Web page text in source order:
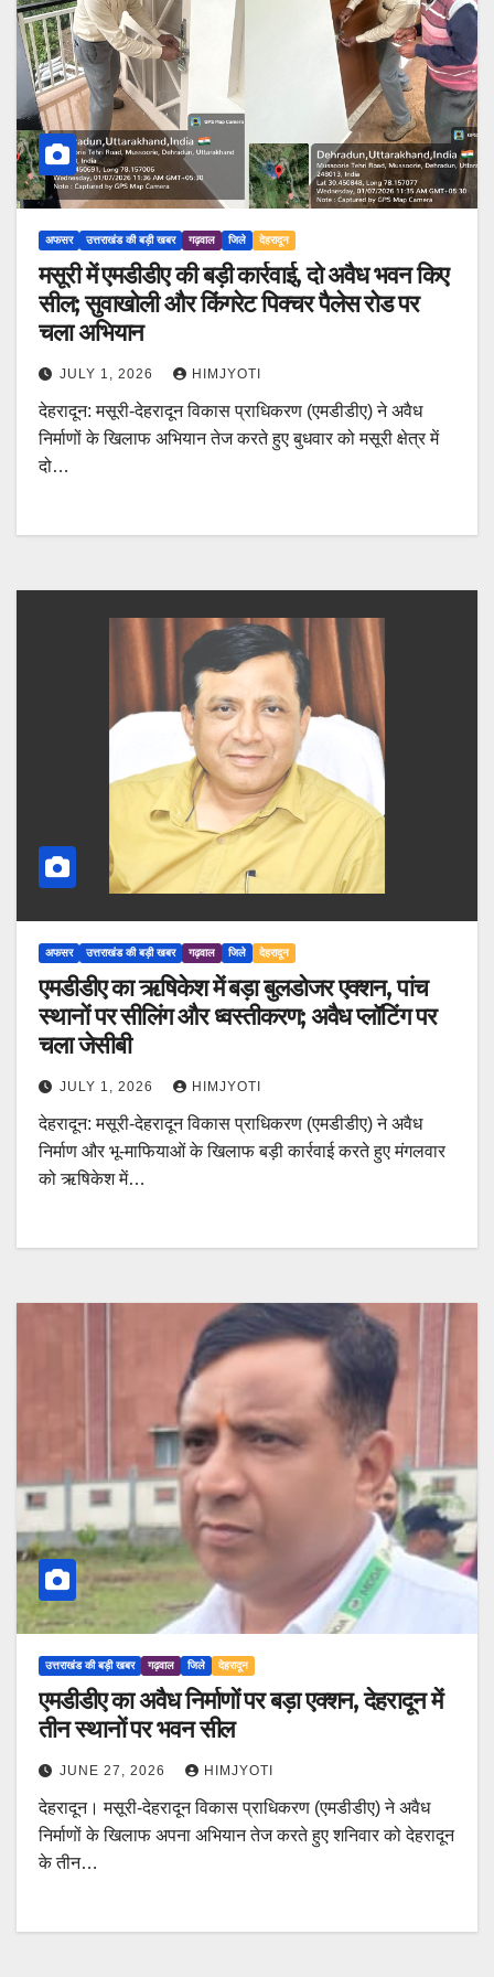
अफसर उत्तराखंड की बड़ी खबर गढ़वाल जिले देहरादून
मसूरी में एमडीडीए की बड़ी कार्रवाई, दो अवैध भवन किए
सील; सुवाखोली और किंगरेट पिक्चर पैलेस रोड पर
चला अभियान
JULY 1, 2026 HIMJYOTI
देहरादून: मसूरी-देहरादून विकास प्राधिकरण (एमडीडीए) ने अवैध
निर्माणों के खिलाफ अभियान तेज करते हुए बुधवार को मसूरी क्षेत्र में
दो…
अफसर उत्तराखंड की बड़ी खबर गढ़वाल जिले देहरादून
एमडीडीए का ऋषिकेश में बड़ा बुलडोजर एक्शन, पांच
स्थानों पर सीलिंग और ध्वस्तीकरण; अवैध प्लॉटिंग पर
चला जेसीबी
JULY 1, 2026 HIMJYOTI
देहरादून: मसूरी-देहरादून विकास प्राधिकरण (एमडीडीए) ने अवैध
निर्माण और भू-माफियाओं के खिलाफ बड़ी कार्रवाई करते हुए मंगलवार
को ऋषिकेश में…
उत्तराखंड की बड़ी खबर गढ़वाल जिले देहरादून
एमडीडीए का अवैध निर्माणों पर बड़ा एक्शन, देहरादून में
तीन स्थानों पर भवन सील
JUNE 27, 2026 HIMJYOTI
देहरादून। मसूरी-देहरादून विकास प्राधिकरण (एमडीडीए) ने अवैध
निर्माणों के खिलाफ अपना अभियान तेज करते हुए शनिवार को देहरादून
के तीन…